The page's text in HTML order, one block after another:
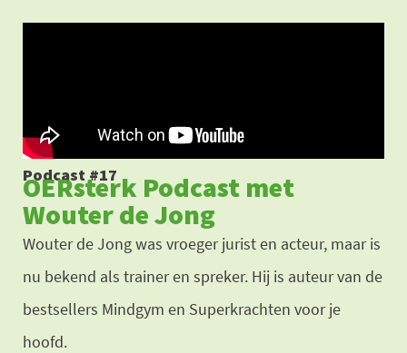
Podcast #17
OERsterk Podcast met
Wouter de Jong
Wouter de Jong was vroeger jurist en acteur, maar is
nu bekend als trainer en spreker. Hij is auteur van de
bestsellers Mindgym en Superkrachten voor je
hoofd.